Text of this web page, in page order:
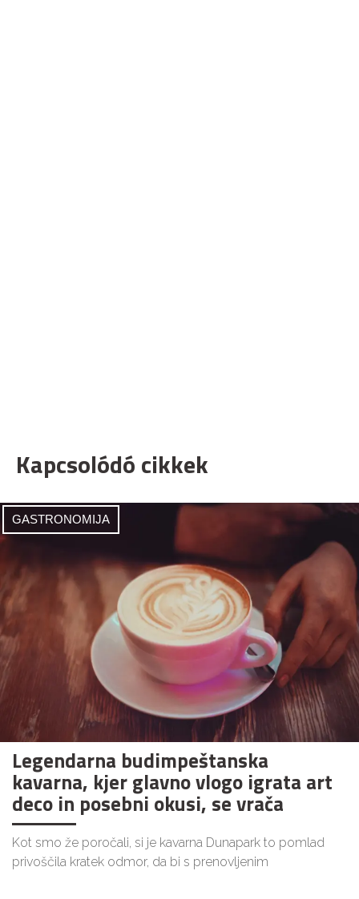
Kapcsolódó cikkek
GASTRONOMIJA
Legendarna budimpeštanska
kavarna, kjer glavno vlogo igrata art
deco in posebni okusi, se vrača
Kot smo že poročali, si je kavarna Dunapark to pomlad
privoščila kratek odmor, da bi s prenovljenim